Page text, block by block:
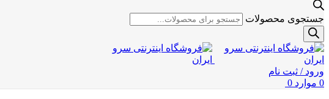
جستجوی محصولات
ورود / ثبت نام
0 موارد 0